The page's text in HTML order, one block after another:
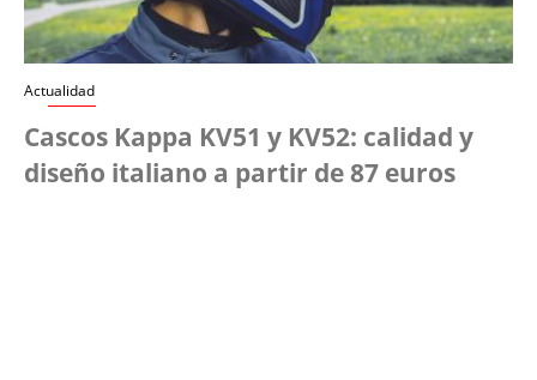
Actualidad
Cascos Kappa KV51 y KV52: calidad y
diseño italiano a partir de 87 euros